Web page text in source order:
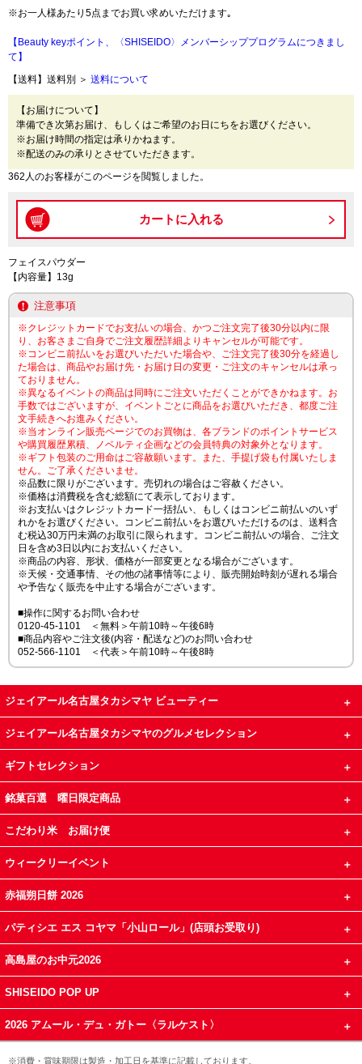
※お一人様あたり5点までお買い求めいただけます｡
【Beauty keyポイント、〈SHISEIDO〉メンバーシッププログラムにつきまし
て】
【送料】送料別 ＞ 送料について
【お届けについて】
準備でき次第お届け、もしくはご希望のお日にちをお選びください。
※お届け時間の指定は承りかねます。
※配送のみの承りとさせていただきます。
362人のお客様がこのページを閲覧しました。
フェイスパウダー
【内容量】13g
注意事項
※クレジットカードでお支払いの場合、かつご注文完了後30分以内に限
り、お客さまご自身でご注文履歴詳細よりキャンセルが可能です。
※コンビニ前払いをお選びいただいた場合や、ご注文完了後30分を経過し
た場合は、商品やお届け先・お届け日の変更・ご注文のキャンセルは承っ
ておりません。
※異なるイベントの商品は同時にご注文いただくことができかねます。お
手数ではございますが、イベントごとに商品をお選びいただき、都度ご注
文手続きへお進みください。
※当オンライン販売ページでのお買物は、各ブランドのポイントサービス
や購買履歴累積、ノベルティ企画などの会員特典の対象外となります。
※ギフト包装のご用命はご容赦願います。また、手提げ袋も付属いたしま
せん。ご了承くださいませ。
※品数に限りがございます。売切れの場合はご容赦ください。
※価格は消費税を含む総額にて表示しております。
※お支払いはクレジットカード一括払い、もしくはコンビニ前払いのいず
れかをお選びください。コンビニ前払いをお選びいただけるのは、送料含
む税込30万円未満のお取引に限られます。コンビニ前払いの場合、ご注文
日を含め3日以内にお支払いください。
※商品の内容、形状、価格が一部変更となる場合がございます。
※天候・交通事情、その他の諸事情等により、販売開始時刻が遅れる場合
や予告なく販売を中止する場合がございます。
■操作に関するお問い合わせ
0120-45-1101 ＜無料＞午前10時～午後6時
■商品内容やご注文後(内容・配送など)のお問い合わせ
052-566-1101 ＜代表＞午前10時～午後8時
ジェイアール名古屋タカシマヤ ビューティー
ジェイアール名古屋タカシマヤのグルメセレクション
ギフトセレクション
銘菓百選 曜日限定商品
こだわり米 お届け便
ウィークリーイベント
赤福朔日餅 2026
パティシエ エス コヤマ「小山ロール」(店頭お受取り)
高島屋のお中元2026
SHISEIDO POP UP
2026 アムール・デュ・ガトー〈ラルケスト〉
※消費・賞味期限は製造・加工日を基準に記載しております。